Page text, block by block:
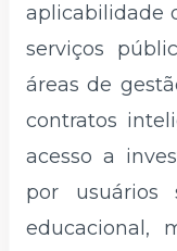
aplicabilidade
serviços
áreas de
contratos
acesso a
por usuários
educacional,